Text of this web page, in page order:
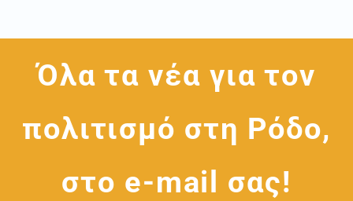
Όλα τα νέα για τον
πολιτισμό στη Ρόδο,
στο e-mail σας!